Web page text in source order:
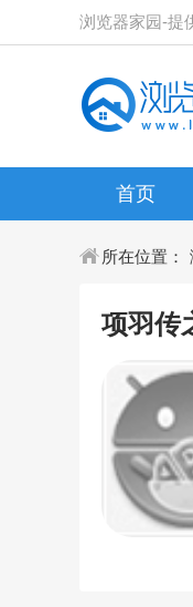
浏览器家园-提
首页
所在位置：
项羽传